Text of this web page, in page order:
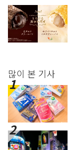
많이 본 기사